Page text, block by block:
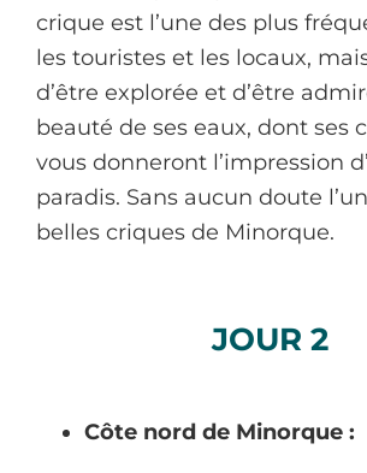
crique est l’une des plus
les touristes et les locaux,
d’être explorée et d’être
beauté de ses eaux, dont ses
vous donneront l’impression
paradis. Sans aucun doute
belles criques de Minorque.
JOUR 2
Côte nord de Minorque :